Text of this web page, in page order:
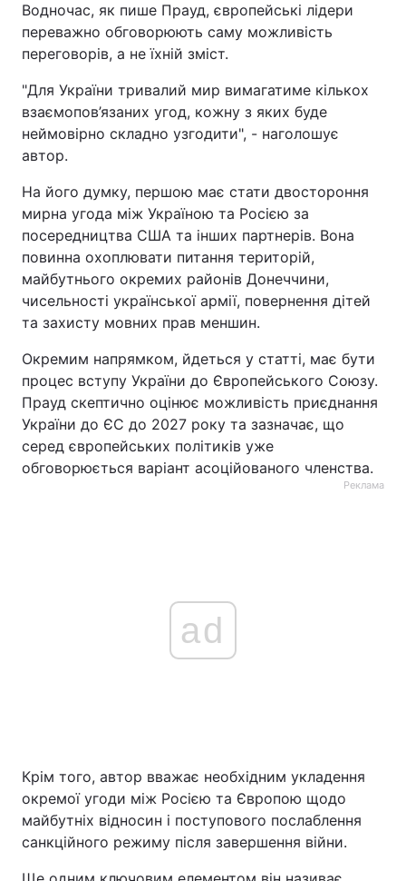
Водночас, як пише Прауд, європейські лідери
переважно обговорюють саму можливість
переговорів, а не їхній зміст.
"Для України тривалий мир вимагатиме кількох
взаємопов’язаних угод, кожну з яких буде
неймовірно складно узгодити", - наголошує
автор.
На його думку, першою має стати двостороння
мирна угода між Україною та Росією за
посередництва США та інших партнерів. Вона
повинна охоплювати питання територій,
майбутнього окремих районів Донеччини,
чисельності української армії, повернення дітей
та захисту мовних прав меншин.
Окремим напрямком, йдеться у статті, має бути
процес вступу України до Європейського Союзу.
Прауд скептично оцінює можливість приєднання
України до ЄС до 2027 року та зазначає, що
серед європейських політиків уже
обговорюється варіант асоційованого членства.
Реклама
ad
Крім того, автор вважає необхідним укладення
окремої угоди між Росією та Європою щодо
майбутніх відносин і поступового послаблення
санкційного режиму після завершення війни.